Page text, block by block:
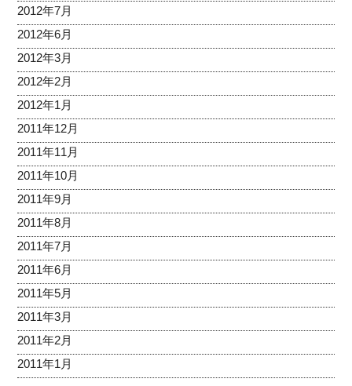
2012年7月
2012年6月
2012年3月
2012年2月
2012年1月
2011年12月
2011年11月
2011年10月
2011年9月
2011年8月
2011年7月
2011年6月
2011年5月
2011年3月
2011年2月
2011年1月